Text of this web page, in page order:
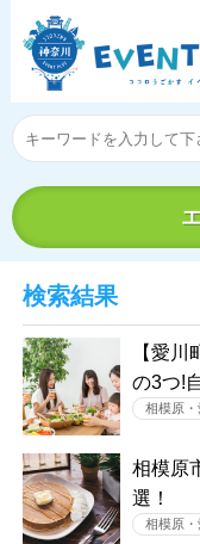
検索結果
【愛
の3つ!
相模原・
相模原
選！
相模原・